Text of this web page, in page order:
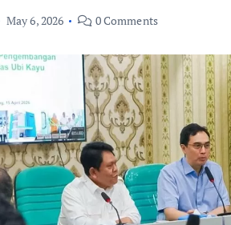
May 6, 2026 0 Comments